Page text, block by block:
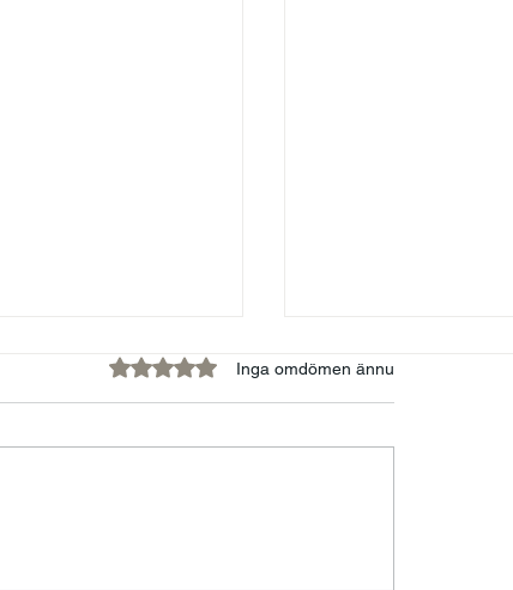
Betygsatt till 0 av 5 stjärnor.
Inga omdömen ännu